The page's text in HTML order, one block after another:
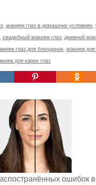
макияж глаз в домашних условиях
свадебный макияж глаз дневной
глаз для блондинок макияж для
для карих глаз
ошибок